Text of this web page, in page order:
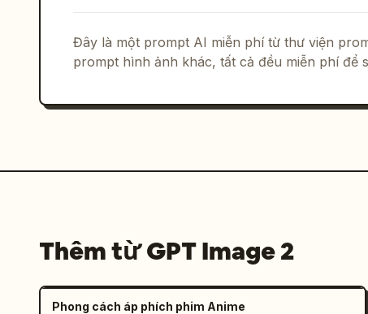
Đây là một prompt AI miễn phí từ thư viện
prompt hình ảnh khác, tất cả đều miễn phí để
Thêm từ GPT Image 2
Phong cách áp phích phim Anime